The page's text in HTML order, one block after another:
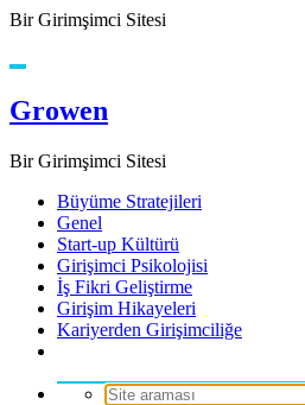
Bir Girimşimci Sitesi
Growen
Bir Girimşimci Sitesi
Büyüme Stratejileri
Genel
Start-up Kültürü
Girişimci Psikolojisi
İş Fikri Geliştirme
Girişim Hikayeleri
Kariyerden Girişimciliğe